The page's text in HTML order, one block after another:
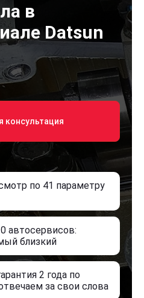
в
Datsun
консультация
по 41 параметру
автосервисов:
близкий
2 года по
за свои слова